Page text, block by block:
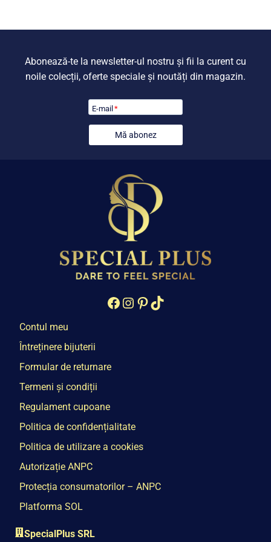
Abonează-te la newsletter-ul nostru și fii la curent cu
noile colecții, oferte speciale și noutăți din magazin.
E-mail *
Mă abonez
Facebook
Instagram
Pinterest
TikTok
Contul meu
Întreținere bijuterii
Formular de returnare
Termeni și condiții
Regulament cupoane
Politica de confidențialitate
Politica de utilizare a cookies
Autorizație ANPC
Protecția consumatorilor – ANPC
Platforma SOL
SpecialPlus SRL